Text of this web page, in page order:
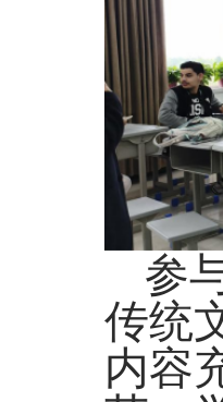
参
传统
内容